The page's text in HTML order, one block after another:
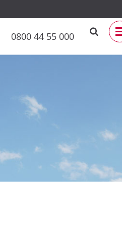
0800 44 55 000